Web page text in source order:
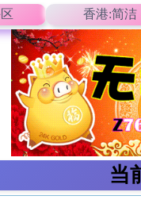
香港:简洁
当